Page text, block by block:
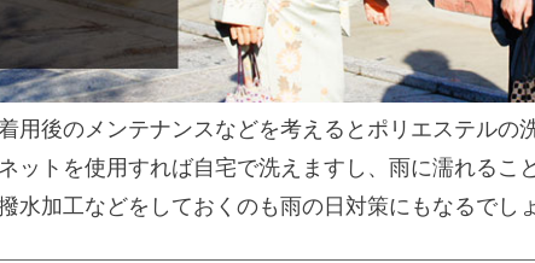
用後のメンテナンスなどを考えるとポリエステルの
ットを使用すれば自宅で洗えますし、雨に濡れるこ
水加工などをしておくのも雨の日対策にもなるでしょ